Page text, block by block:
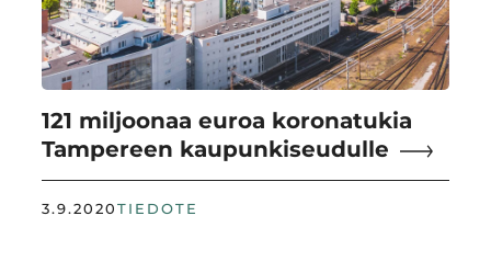
121 miljoonaa euroa koronatukia
Tampereen kaupunkiseudulle
3.9.2020TIEDOTE